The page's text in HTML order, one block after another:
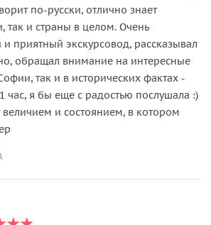
по-русски, отлично знает
так и страны в целом. Очень
приятный экскурсовод, рассказывал
обращал внимание на интересные
так и в исторических фактах -
час, я бы еще с радостью послушала :)
величием и состоянием, в котором